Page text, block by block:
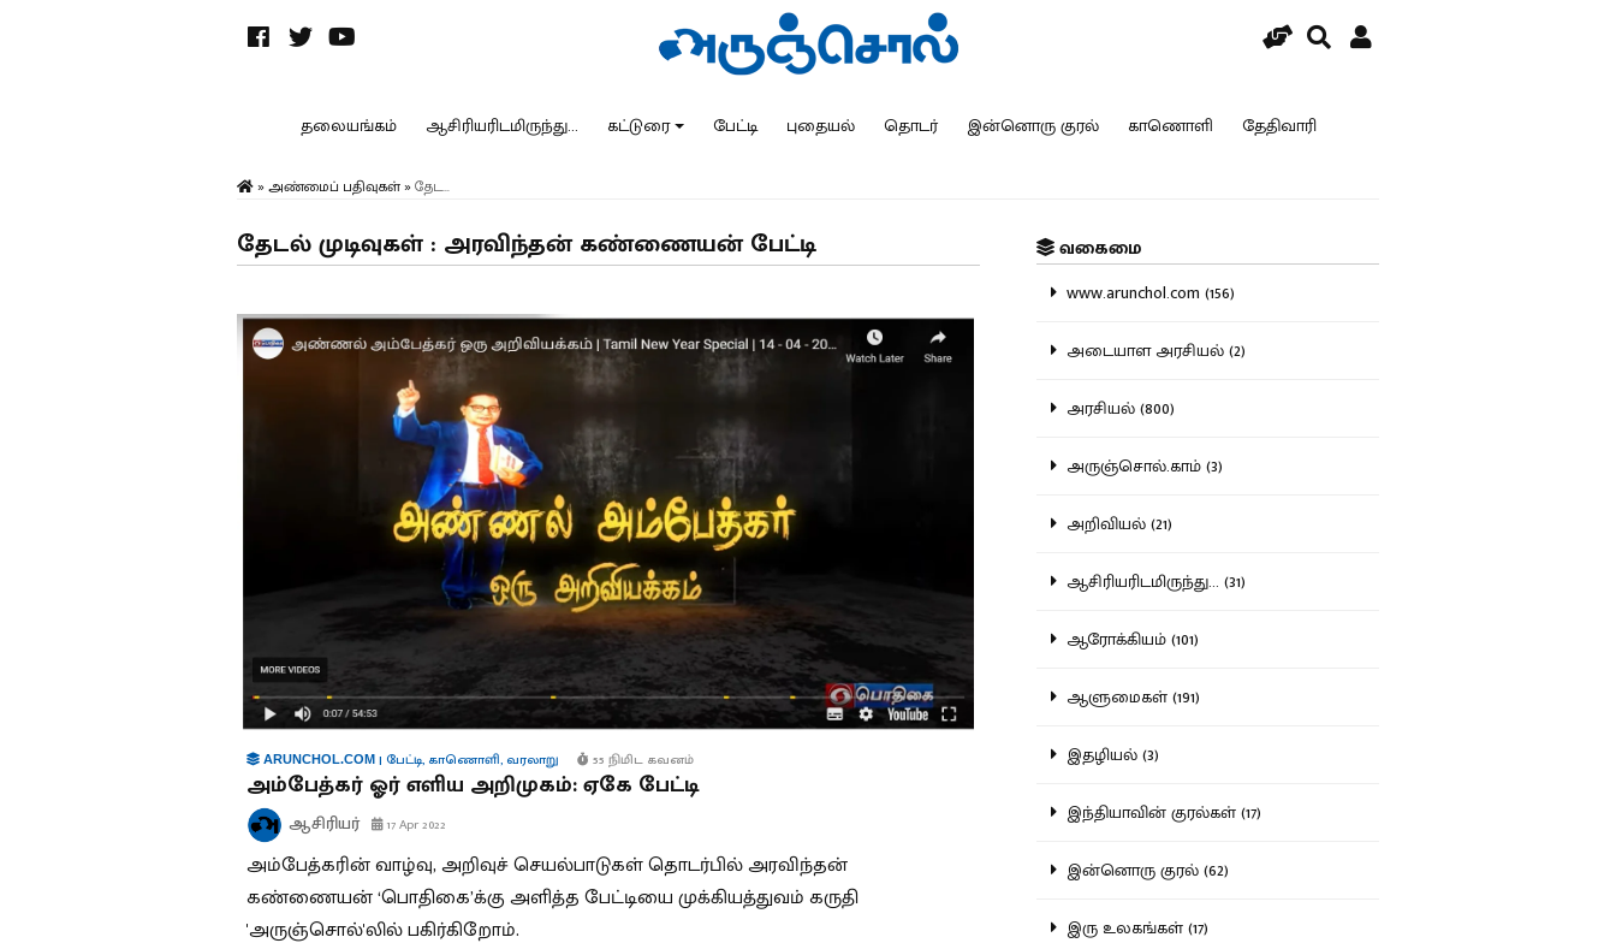
தலையங்கம் ஆசிரியரிடமிருந்து... கட்டுரை பேட்டி புதையல் தொடர் இன்னொரு குரல் காணொளி தேதிவாரி
» அண்மைப் பதிவுகள்» தேட...
தேடல் முடிவுகள் : அரவிந்தன் கண்ணையன் பேட்டி
ARUNCHOL.COM | பேட்டி, காணொளி, வரலாறு 55 நிமிட கவனம்
அம்பேத்கர் ஓர் எளிய அறிமுகம்: ஏகே பேட்டி
ஆசிரியர் 17 Apr 2022
அம்பேத்கரின் வாழ்வு, அறிவுச் செயல்பாடுகள் தொடர்பில் அரவிந்தன்
கண்ணையன் ‘பொதிகை’க்கு அளித்த பேட்டியை முக்கியத்துவம் கருதி
'அருஞ்சொல்'லில் பகிர்கிறோம்.
வகைமை
www.arunchol.com (156)
அடையாள அரசியல் (2)
அரசியல் (800)
அருஞ்சொல்.காம் (3)
அறிவியல் (21)
ஆசிரியரிடமிருந்து... (31)
ஆரோக்கியம் (101)
ஆளுமைகள் (191)
இதழியல் (3)
இந்தியாவின் குரல்கள் (17)
இன்னொரு குரல் (62)
இரு உலகங்கள் (17)